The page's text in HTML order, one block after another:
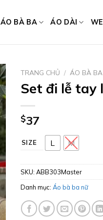
ÁO BÀ BA ÁO DÀI
TRANG CHỦ / ÁO BÀ BA
Set đi lễ tay
$37
SIZE L M
SKU: ABB303Master
Danh mục: Áo bà ba nữ